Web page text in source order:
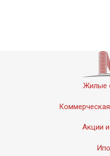
Жилые
Акции